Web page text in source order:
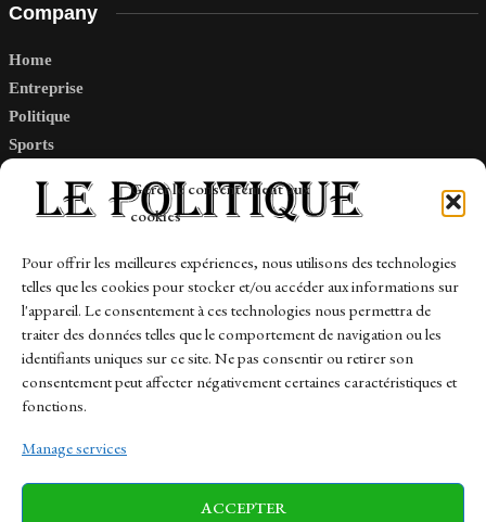
Gérer le consentement aux
cookies
Pour offrir les meilleures expériences, nous utilisons des technologies
telles que les cookies pour stocker et/ou accéder aux informations sur
l'appareil. Le consentement à ces technologies nous permettra de
traiter des données telles que le comportement de navigation ou les
identifiants uniques sur ce site. Ne pas consentir ou retirer son
consentement peut affecter négativement certaines caractéristiques et
fonctions.
Manage services
ACCEPTER
Company
Home
Entreprise
Politique
Sports
Links
Contact
Sitemap
News Finance-Marches Politics